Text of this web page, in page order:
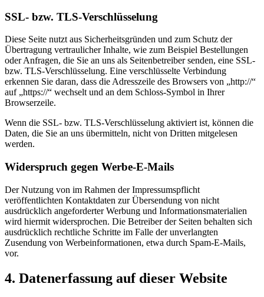
SSL- bzw. TLS-Verschlüsselung
Diese Seite nutzt aus Sicherheitsgründen und zum Schutz der
Übertragung vertraulicher Inhalte, wie zum Beispiel Bestellungen
oder Anfragen, die Sie an uns als Seitenbetreiber senden, eine SSL-
bzw. TLS-Verschlüsselung. Eine verschlüsselte Verbindung
erkennen Sie daran, dass die Adresszeile des Browsers von „http://“
auf „https://“ wechselt und an dem Schloss-Symbol in Ihrer
Browserzeile.
Wenn die SSL- bzw. TLS-Verschlüsselung aktiviert ist, können die
Daten, die Sie an uns übermitteln, nicht von Dritten mitgelesen
werden.
Widerspruch gegen Werbe-E-Mails
Der Nutzung von im Rahmen der Impressumspflicht
veröffentlichten Kontaktdaten zur Übersendung von nicht
ausdrücklich angeforderter Werbung und Informationsmaterialien
wird hiermit widersprochen. Die Betreiber der Seiten behalten sich
ausdrücklich rechtliche Schritte im Falle der unverlangten
Zusendung von Werbeinformationen, etwa durch Spam-E-Mails,
vor.
4. Datenerfassung auf dieser Website